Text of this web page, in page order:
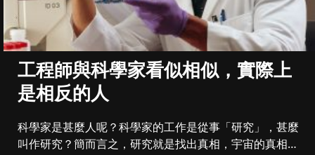
工程師與科學家看似相似，實際上
是相反的人
科學家是甚麼人呢？科學家的工作是從事「研究」，甚麼
叫作研究？簡而言之，研究就是找出真相，宇宙的真相。